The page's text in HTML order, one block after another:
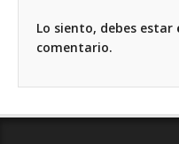
Lo siento, debes estar
comentario.